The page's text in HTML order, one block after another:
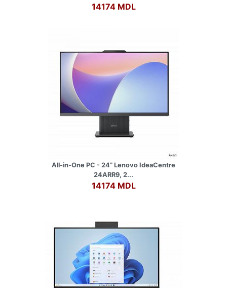
14174 MDL
All-in-One PC - 24” Lenovo IdeaCentre
24ARR9, 2...
14174 MDL